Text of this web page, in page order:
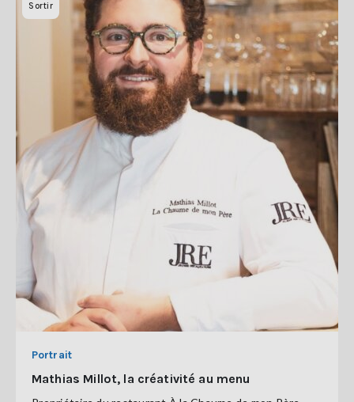
Sortir
Portrait
Mathias Millot, la créativité au menu